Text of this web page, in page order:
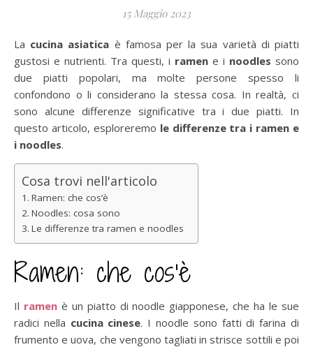
15 Maggio 2023
La cucina asiatica è famosa per la sua varietà di piatti
gustosi e nutrienti. Tra questi, i ramen e i noodles sono
due piatti popolari, ma molte persone spesso li
confondono o li considerano la stessa cosa. In realtà, ci
sono alcune differenze significative tra i due piatti. In
questo articolo, esploreremo le differenze tra i ramen e
i noodles.
Cosa trovi nell'articolo
Ramen: che cos’è
Noodles: cosa sono
Le differenze tra ramen e noodles
Ramen: che cos’è
Il ramen è un piatto di noodle giapponese, che ha le sue
radici nella cucina cinese. I noodle sono fatti di farina di
frumento e uova, che vengono tagliati in strisce sottili e poi